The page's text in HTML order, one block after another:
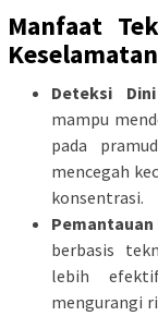
Manfaat
Keselamatan
Deteksi
mampu
pada
mencegah
konsentrasi.
berbasis
lebih
mengurangi